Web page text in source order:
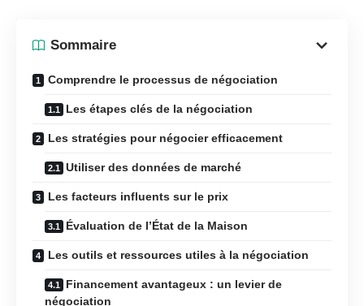
Sommaire
Comprendre le processus de négociation
Les étapes clés de la négociation
Les stratégies pour négocier efficacement
Utiliser des données de marché
Les facteurs influents sur le prix
Évaluation de l’État de la Maison
Les outils et ressources utiles à la négociation
Financement avantageux : un levier de
négociation